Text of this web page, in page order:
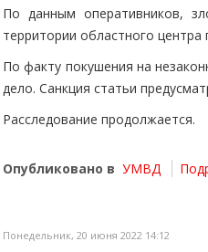
По данным оперативников,
территории областного
По факту покушения на
дело. Санкция статьи
Расследование продолжается.
Опубликовано в УМВД
Понедельник, 20 июня 2022 14:12